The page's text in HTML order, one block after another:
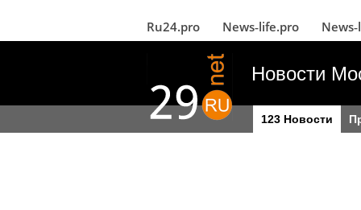
Ru24.pro News‑life.pro
Новости
123 Новости